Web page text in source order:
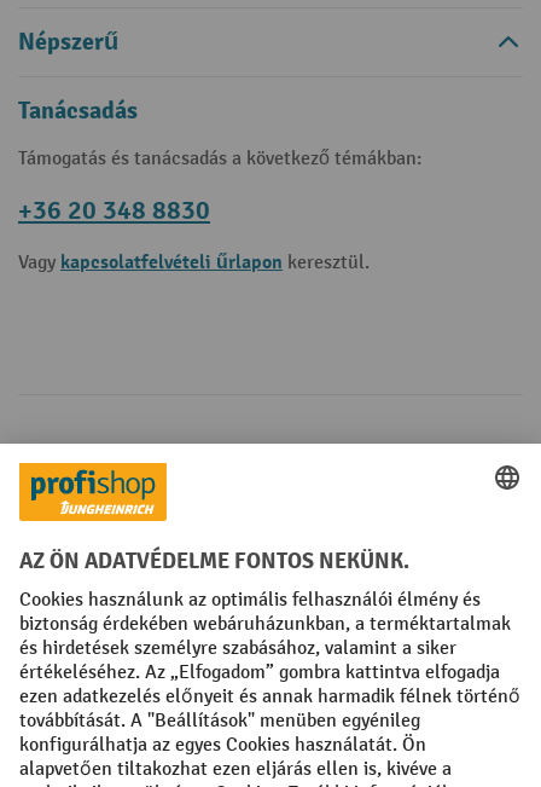
Népszerű
Tanácsadás
Támogatás és tanácsadás a következő témákban:
+36 20 348 8830
Vagy kapcsolatfelvételi űrlapon keresztül.
Fizetési lehetőségek
Creditcard (Master)Creditcard (Visa)
Közösségi Média
Facebook
YouTube
LinkedIn
Instagram